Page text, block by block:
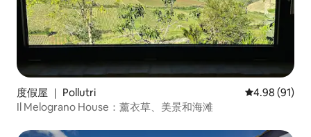
度假屋 ｜ Pollutri 平均评分
4.98 (91)
Il Melograno House：薰衣草、美景和海滩